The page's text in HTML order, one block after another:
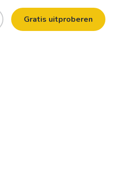
Gratis uitproberen